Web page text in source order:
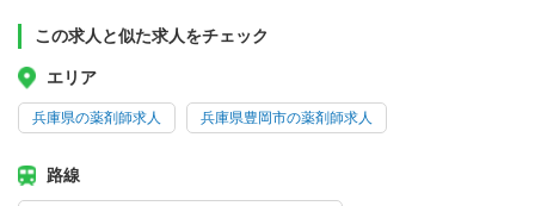
この求人と似た求人をチェック
エリア
兵庫県の薬剤師求人 兵庫県豊岡市の薬剤師求人
路線